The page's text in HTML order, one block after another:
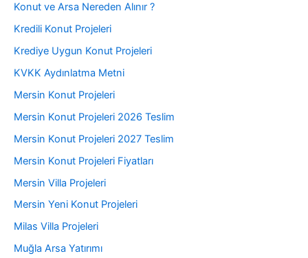
Konut ve Arsa Nereden Alınır ?
Kredili Konut Projeleri
Krediye Uygun Konut Projeleri
KVKK Aydınlatma Metni
Mersin Konut Projeleri
Mersin Konut Projeleri 2026 Teslim
Mersin Konut Projeleri 2027 Teslim
Mersin Konut Projeleri Fiyatları
Mersin Villa Projeleri
Mersin Yeni Konut Projeleri
Milas Villa Projeleri
Muğla Arsa Yatırımı